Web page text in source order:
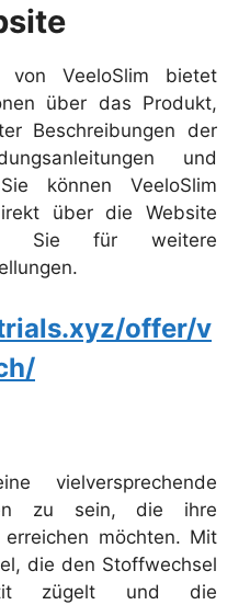
von VeeloSlim bietet
über das Produkt,
Beschreibungen der
und
können VeeloSlim
über die Website
Sie für weitere
offer/v
vielversprechende
zu sein, die ihre
erreichen möchten. Mit
die den Stoffwechsel
zügelt und die